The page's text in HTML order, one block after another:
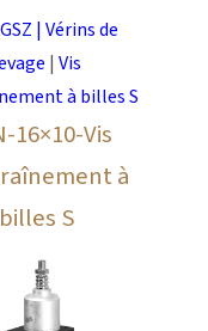
| Vérins de
|Vis
à billes S
16×10-Vis
à
billes S